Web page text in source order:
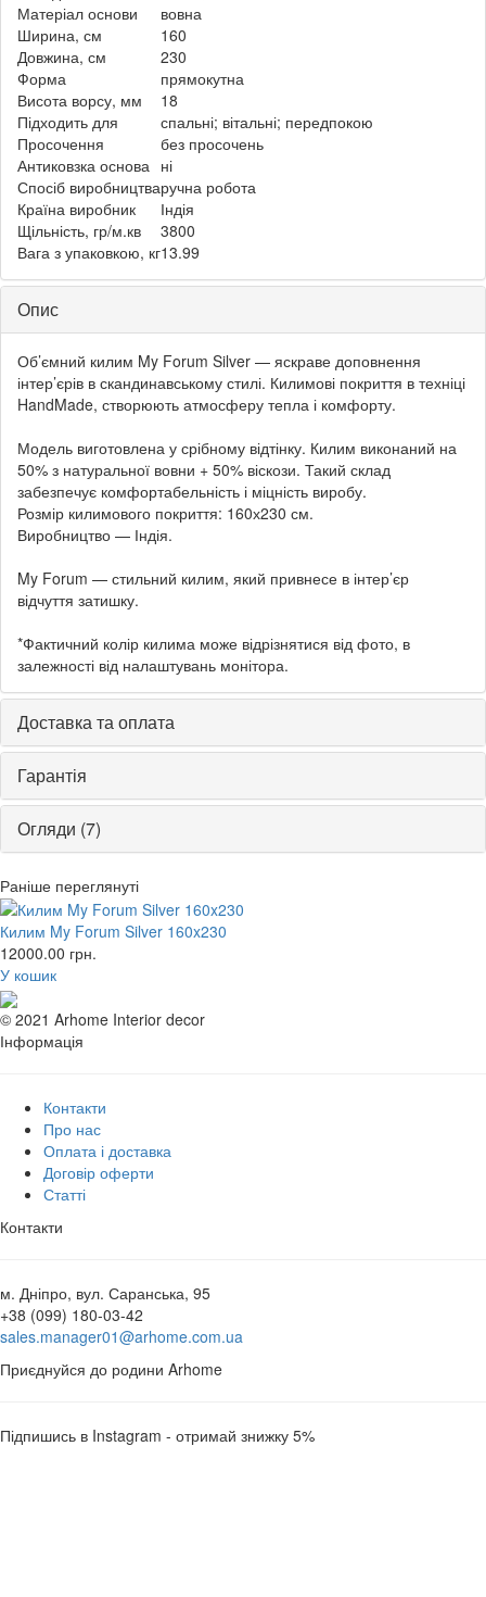
Матеріал основи
вовна
Ширина, см
160
Довжина, см
230
Форма
прямокутна
Висота ворсу, мм
18
Підходить для
спальні; вітальні; передпокою
Просочення
без просочень
Антиковзка основа ні
Спосіб виробництваручна робота
Країна виробник
Індія
Щільність, гр/м.кв
3800
Вага з упаковкою, кг13.99
Опис
Об’ємний килим My Forum Silver — яскраве доповнення
інтер’єрів в скандинавському стилі. Килимові покриття в техніці
HandMade, створюють атмосферу тепла і комфорту.
Модель виготовлена у срібному відтінку. Килим виконаний на
50% з натуральної вовни + 50% віскози. Такий склад
забезпечує комфортабельність і міцність виробу.
Розмір килимового покриття: 160х230 см.
Виробництво — Індія.
My Forum — стильний килим, який привнесе в інтер’єр
відчуття затишку.
*Фактичний колір килима може відрізнятися від фото, в
залежності від налаштувань монітора.
Доставка та оплата
Гарантія
Огляди (7)
Раніше переглянуті
Килим My Forum Silver 160x230
12000.00 грн.
У кошик
© 2021 Arhome Interior decor
Інформація
Контакти
Про нас
Оплата і доставка
Договір оферти
Статті
Контакти
м. Дніпро, вул. Саранська, 95
+38 (099) 180-03-42
sales.manager01@arhome.com.ua
Приєднуйся до родини Arhome
Підпишись в Instagram - отримай знижку 5%